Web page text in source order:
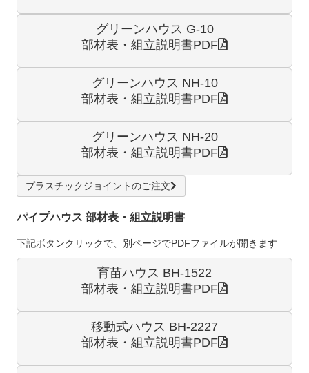
グリーンハウス G-10
部材表・組立説明書PDF
グリーンハウス NH-10
部材表・組立説明書PDF
グリーンハウス NH-20
部材表・組立説明書PDF
プラスチックジョイントのご注文
パイプハウス 部材表・組立説明書
下記ボタンクリックで、別ページでPDFファイルが開きます
育苗ハウス BH-1522
部材表・組立説明書PDF
移動式ハウス BH-2227
部材表・組立説明書PDF